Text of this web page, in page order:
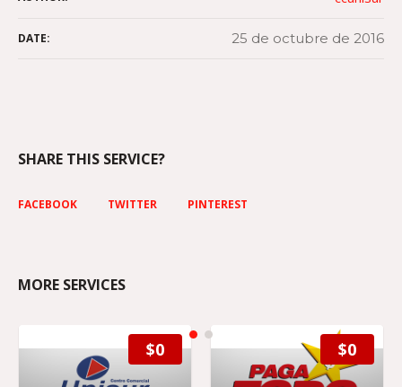
DATE: 25 de octubre de 2016
SHARE THIS SERVICE?
FACEBOOK TWITTER PINTEREST
MORE SERVICES
$0 $0